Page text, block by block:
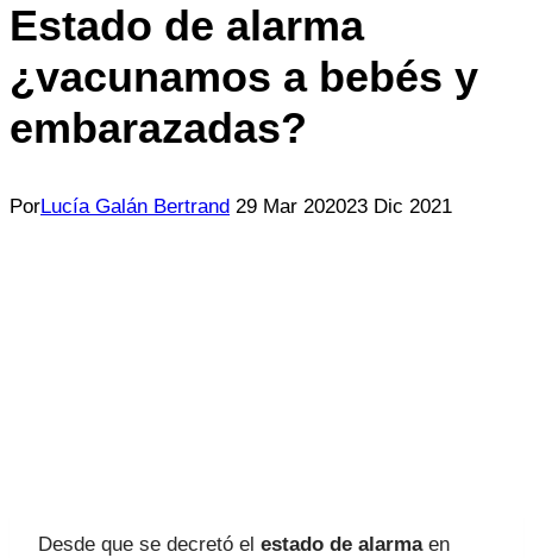
Estado de alarma
¿vacunamos a bebés y
embarazadas?
PorLucía Galán Bertrand 29 Mar 202023 Dic 2021
Desde que se decretó el estado de alarmaen